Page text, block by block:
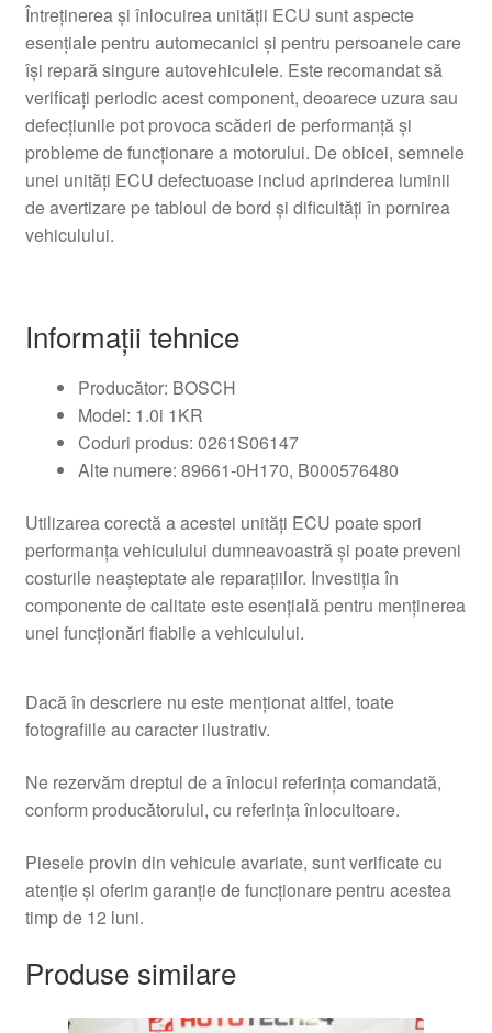
Întreținerea și înlocuirea unității ECU sunt aspecte
esențiale pentru automecanici și pentru persoanele care
își repară singure autovehiculele. Este recomandat să
verificați periodic acest component, deoarece uzura sau
defecțiunile pot provoca scăderi de performanță și
probleme de funcționare a motorului. De obicei, semnele
unei unități ECU defectuoase includ aprinderea luminii
de avertizare pe tabloul de bord și dificultăți în pornirea
vehiculului.
Informații tehnice
Producător: BOSCH
Model: 1.0i 1KR
Coduri produs: 0261S06147
Alte numere: 89661-0H170, B000576480
Utilizarea corectă a acestei unități ECU poate spori
performanța vehiculului dumneavoastră și poate preveni
costurile neașteptate ale reparațiilor. Investiția în
componente de calitate este esențială pentru menținerea
unei funcționări fiabile a vehiculului.
Dacă în descriere nu este menționat altfel, toate
fotografiile au caracter ilustrativ.
Ne rezervăm dreptul de a înlocui referința comandată,
conform producătorului, cu referința înlocuitoare.
Piesele provin din vehicule avariate, sunt verificate cu
atenție și oferim garanție de funcționare pentru acestea
timp de 12 luni.
Produse similare